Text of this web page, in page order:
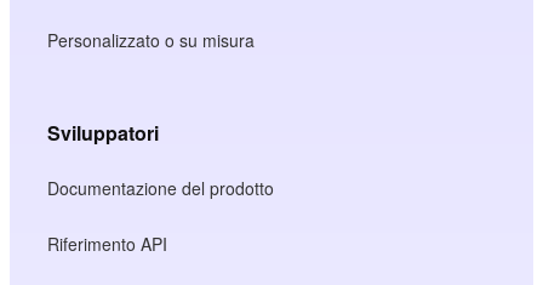
Personalizzato o su misura
Sviluppatori
Documentazione del prodotto
Riferimento API